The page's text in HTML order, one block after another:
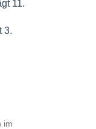
11.
3.
im